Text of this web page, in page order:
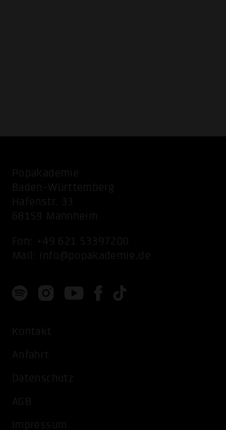
Popakademie
Baden-Württemberg
Hafenstr. 33
68159 Mannheim
Fon: +49 621 53397200
Mail: info@popakademie.de
Kontakt
Anfahrt
Datenschutz
AGB
Impressum